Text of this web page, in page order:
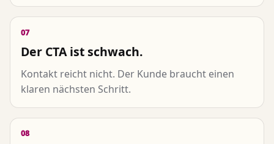
07
Der CTA ist schwach.
Kontakt reicht nicht. Der Kunde braucht einen
klaren nächsten Schritt.
08